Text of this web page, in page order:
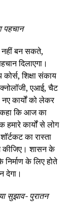
पहचान
नहीं बन सकते,
दिलाएगा।
शिक्षा संकाय
एआई, चैट
कार्यों को लेकर
कहा कि आज का
कार्यों से लोग
का रास्ता
कीजिए। शासन के
के लिए होते
देगा।
सुझाव- पुरातन